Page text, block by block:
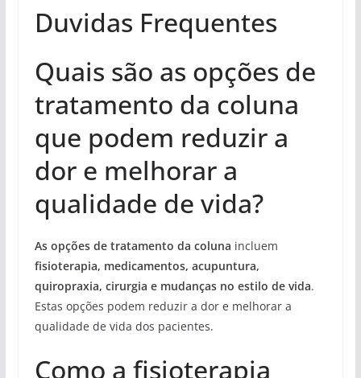
Duvidas Frequentes
Quais são as opções de
tratamento da coluna
que podem reduzir a
dor e melhorar a
qualidade de vida?
As opções de tratamento da coluna incluem
fisioterapia, medicamentos, acupuntura,
quiropraxia, cirurgia e mudanças no estilo de vida.
Estas opções podem reduzir a dor e melhorar a
qualidade de vida dos pacientes.
Como a fisioterapia